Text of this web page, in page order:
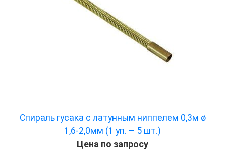
Спираль гусака с латунным ниппелем 0,3м ø
1,6-2,0мм (1 уп. – 5 шт.)
Цена по запросу